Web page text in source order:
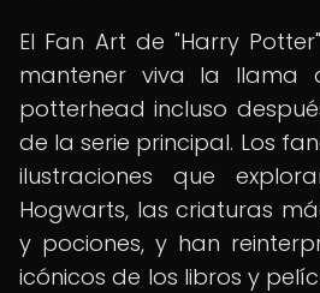
El Fan Art de "Harry
mantener viva la llama
potterhead incluso
de la serie principal. Los
ilustraciones que
Hogwarts, las criaturas
y pociones, y han
icónicos de los libros y